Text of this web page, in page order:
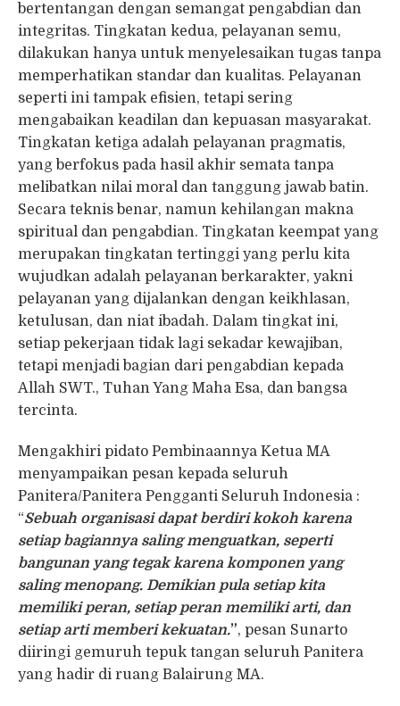
bertentangan dengan semangat pengabdian dan
integritas. Tingkatan kedua, pelayanan semu,
dilakukan hanya untuk menyelesaikan tugas tanpa
memperhatikan standar dan kualitas. Pelayanan
seperti ini tampak efisien, tetapi sering
mengabaikan keadilan dan kepuasan masyarakat.
Tingkatan ketiga adalah pelayanan pragmatis,
yang berfokus pada hasil akhir semata tanpa
melibatkan nilai moral dan tanggung jawab batin.
Secara teknis benar, namun kehilangan makna
spiritual dan pengabdian. Tingkatan keempat yang
merupakan tingkatan tertinggi yang perlu kita
wujudkan adalah pelayanan berkarakter, yakni
pelayanan yang dijalankan dengan keikhlasan,
ketulusan, dan niat ibadah. Dalam tingkat ini,
setiap pekerjaan tidak lagi sekadar kewajiban,
tetapi menjadi bagian dari pengabdian kepada
Allah SWT., Tuhan Yang Maha Esa, dan bangsa
tercinta.
Mengakhiri pidato Pembinaannya Ketua MA
menyampaikan pesan kepada seluruh
Panitera/Panitera Pengganti Seluruh Indonesia :
“Sebuah organisasi dapat berdiri kokoh karena
setiap bagiannya saling menguatkan, seperti
bangunan yang tegak karena komponen yang
saling menopang. Demikian pula setiap kita
memiliki peran, setiap peran memiliki arti, dan
setiap arti memberi kekuatan.”, pesan Sunarto
diiringi gemuruh tepuk tangan seluruh Panitera
yang hadir di ruang Balairung MA.